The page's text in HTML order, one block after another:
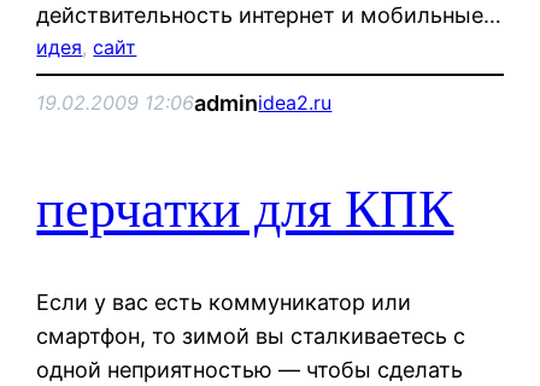
действительность интернет и мобильные…
идея, сайт
19.02.2009 12:06adminidea2.ru
перчатки для КПК
Если у вас есть коммуникатор или
смартфон, то зимой вы сталкиваетесь с
одной неприятностью — чтобы сделать